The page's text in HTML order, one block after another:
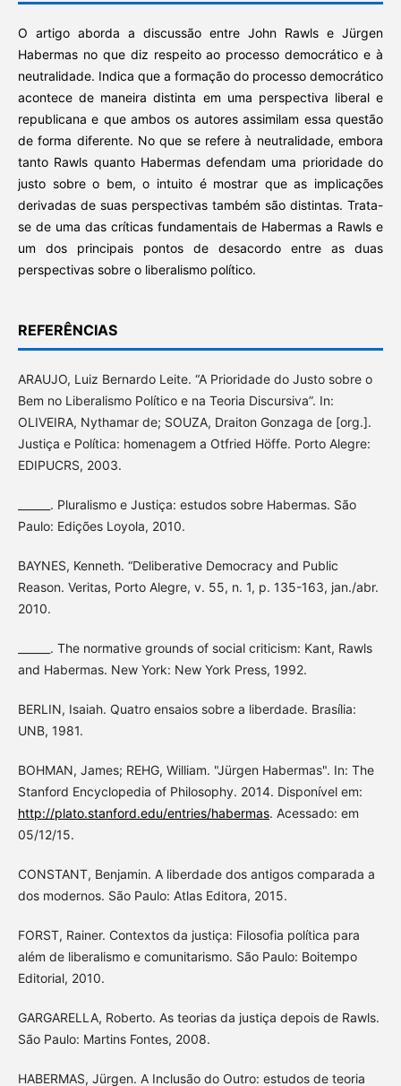
O artigo aborda a discussão entre John Rawls e Jürgen
Habermas no que diz respeito ao processo democrático e à
neutralidade. Indica que a formação do processo democrático
acontece de maneira distinta em uma perspectiva liberal e
republicana e que ambos os autores assimilam essa questão
de forma diferente. No que se refere à neutralidade, embora
tanto Rawls quanto Habermas defendam uma prioridade do
justo sobre o bem, o intuito é mostrar que as implicações
derivadas de suas perspectivas também são distintas. Trata-
se de uma das críticas fundamentais de Habermas a Rawls e
um dos principais pontos de desacordo entre as duas
perspectivas sobre o liberalismo político.
REFERÊNCIAS
ARAUJO, Luiz Bernardo Leite. “A Prioridade do Justo sobre o
Bem no Liberalismo Político e na Teoria Discursiva”. In:
OLIVEIRA, Nythamar de; SOUZA, Draiton Gonzaga de [org.].
Justiça e Política: homenagem a Otfried Höffe. Porto Alegre:
EDIPUCRS, 2003.
______. Pluralismo e Justiça: estudos sobre Habermas. São
Paulo: Edições Loyola, 2010.
BAYNES, Kenneth. “Deliberative Democracy and Public
Reason. Veritas, Porto Alegre, v. 55, n. 1, p. 135-163, jan./abr.
2010.
______. The normative grounds of social criticism: Kant, Rawls
and Habermas. New York: New York Press, 1992.
BERLIN, Isaiah. Quatro ensaios sobre a liberdade. Brasília:
UNB, 1981.
BOHMAN, James; REHG, William. "Jürgen Habermas". In: The
Stanford Encyclopedia of Philosophy. 2014. Disponível em:
http://plato.stanford.edu/entries/habermas. Acessado: em
05/12/15.
CONSTANT, Benjamin. A liberdade dos antigos comparada a
dos modernos. São Paulo: Atlas Editora, 2015.
FORST, Rainer. Contextos da justiça: Filosofia política para
além de liberalismo e comunitarismo. São Paulo: Boitempo
Editorial, 2010.
GARGARELLA, Roberto. As teorias da justiça depois de Rawls.
São Paulo: Martins Fontes, 2008.
HABERMAS, Jürgen. A Inclusão do Outro: estudos de teoria